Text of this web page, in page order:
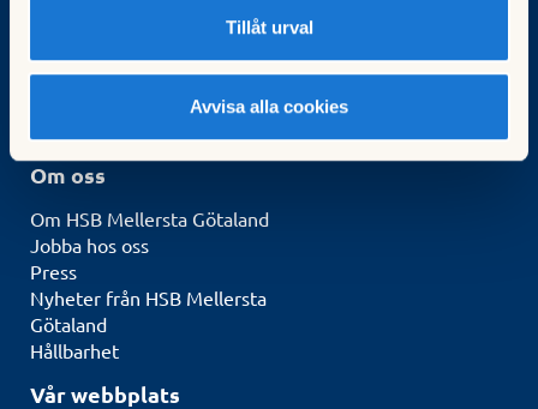
Tillåt urval
Avvisa alla cookies
Kontakta oss
Om oss
Om HSB Mellersta Götaland
Jobba hos oss
Press
Nyheter från HSB Mellersta
Götaland
Hållbarhet
Vår webbplats